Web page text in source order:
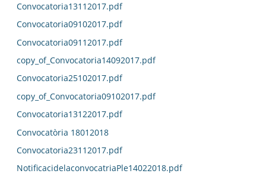
Convocatoria13112017.pdf
Convocatoria09102017.pdf
Convocatoria09112017.pdf
copy_of_Convocatoria14092017.pdf
Convocatoria25102017.pdf
copy_of_Convocatoria09102017.pdf
Convocatoria13122017.pdf
Convocatòria 18012018
Convocatoria23112017.pdf
NotificacidelaconvocatriaPle14022018.pdf